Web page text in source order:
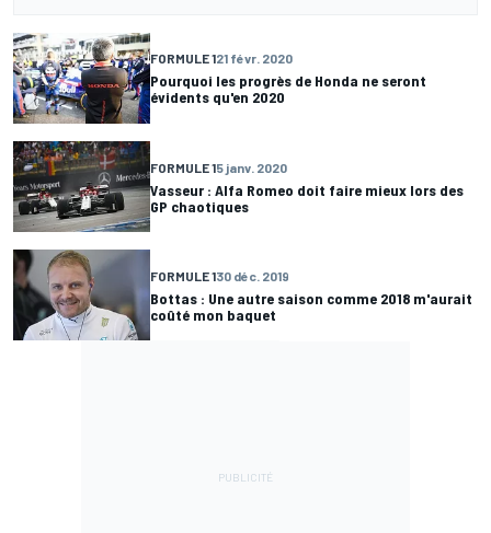
FORMULE 121 févr. 2020
Pourquoi les progrès de Honda ne seront
évidents qu'en 2020
FORMULE 15 janv. 2020
Vasseur : Alfa Romeo doit faire mieux lors des
GP chaotiques
FORMULE 130 déc. 2019
Bottas : Une autre saison comme 2018 m'aurait
coûté mon baquet